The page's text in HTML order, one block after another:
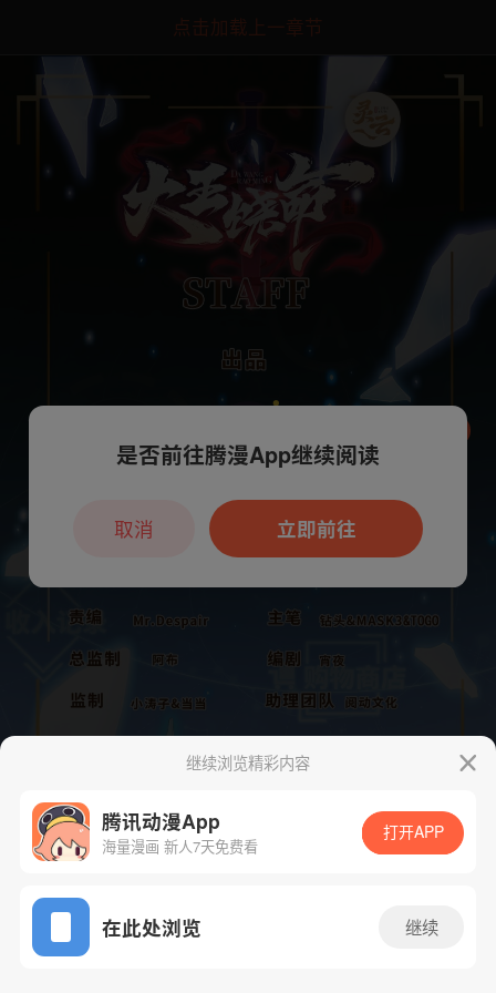
点击加载上一章节
App免费看
下一话
继续浏览精彩内容
腾讯动漫App
海量漫画 新人7天免费看
打开APP
在此处浏览 继续
本章节仅支持App阅读，可打开App新用
户7天免费看
是否前往腾漫App继续阅读
立即前往
取消